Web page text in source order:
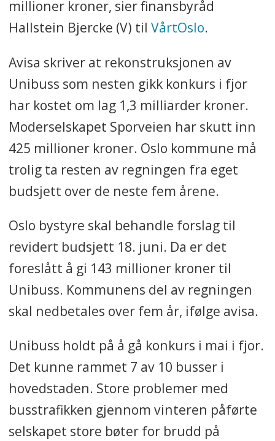
millioner kroner, sier finansbyråd
Hallstein Bjercke (V) til VårtOslo.
Avisa skriver at rekonstruksjonen av
Unibuss som nesten gikk konkurs i fjor
har kostet om lag 1,3 milliarder kroner.
Moderselskapet Sporveien har skutt inn
425 millioner kroner. Oslo kommune må
trolig ta resten av regningen fra eget
budsjett over de neste fem årene.
Oslo bystyre skal behandle forslag til
revidert budsjett 18. juni. Da er det
foreslått å gi 143 millioner kroner til
Unibuss. Kommunens del av regningen
skal nedbetales over fem år, ifølge avisa.
Unibuss holdt på å gå konkurs i mai i fjor.
Det kunne rammet 7 av 10 busser i
hovedstaden. Store problemer med
busstrafikken gjennom vinteren påførte
selskapet store bøter for brudd på